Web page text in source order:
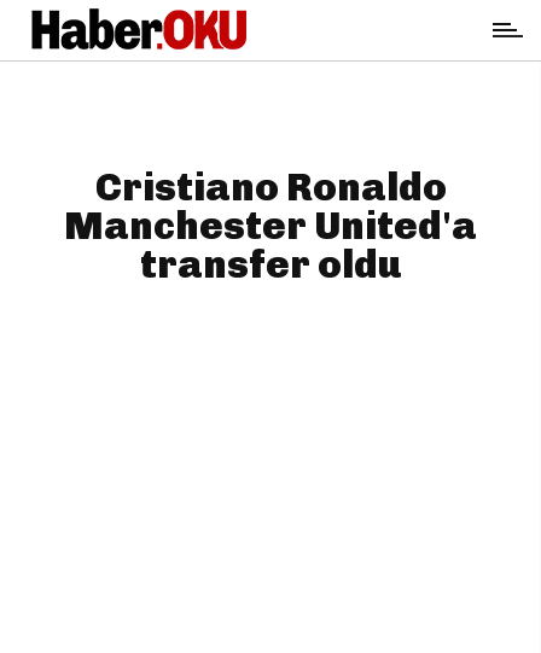
Cristiano Ronaldo
Manchester United'a
transfer oldu